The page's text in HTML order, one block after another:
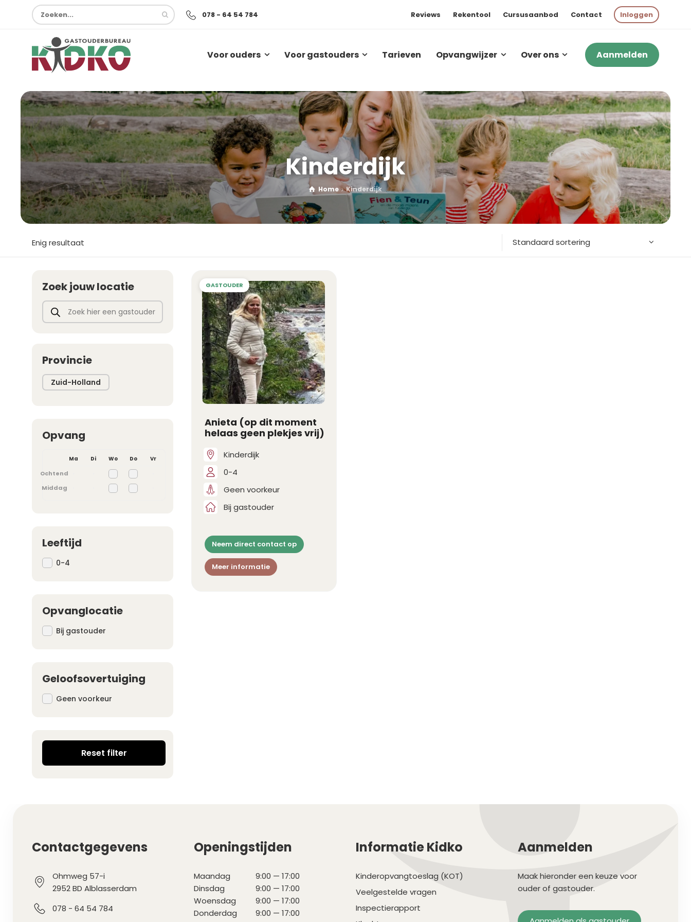
078 - 64 54 784 Reviews Rekentool Cursusaanbod Contact Inloggen
Voor ouders Voor gastouders Tarieven Opvangwijzer Over ons Aanmelden
Kinderdijk
Home Kinderdijk
Enig resultaat Standaard sortering
Anieta (op dit moment
helaas geen plekjes vrij)
Kinderdijk
0-4
Geen voorkeur
Bij gastouder
Neem direct contact op
Meer informatie
Zoek jouw locatie
Producten zoeken
Provincie
Zuid-Holland
Opvang
Ma Di Wo Do Vr
Ochtend
Middag
Leeftijd
0-4
Opvanglocatie
Bij gastouder
Geloofsovertuiging
Geen voorkeur
Reset filter
Contactgegevens
Ohmweg 57-i
2952 BD Alblasserdam
078 - 64 54 784
Openingstijden
Maandag
9:00 — 17:00
Dinsdag
9:00 — 17:00
Woensdag
9:00 — 17:00
Donderdag
9:00 — 17:00
Informatie Kidko
Kinderopvangtoeslag (KOT)
Veelgestelde vragen
Inspectierapport
Aanmelden
Maak hieronder een keuze voor
ouder of gastouder.